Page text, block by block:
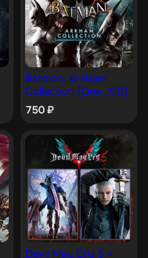
Batman: Arkham
Collection [One, X|S]
750₽
Devil May Cry 5 +